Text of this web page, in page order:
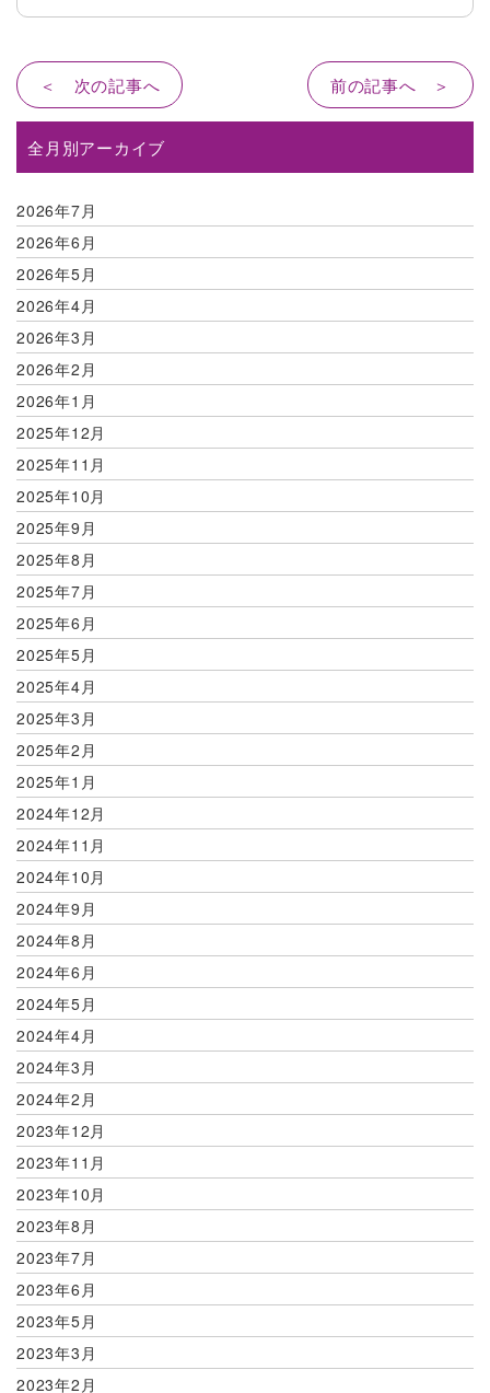
＜ 次の記事へ 前の記事へ ＞
全月別アーカイブ
2026年7月
2026年6月
2026年5月
2026年4月
2026年3月
2026年2月
2026年1月
2025年12月
2025年11月
2025年10月
2025年9月
2025年8月
2025年7月
2025年6月
2025年5月
2025年4月
2025年3月
2025年2月
2025年1月
2024年12月
2024年11月
2024年10月
2024年9月
2024年8月
2024年6月
2024年5月
2024年4月
2024年3月
2024年2月
2023年12月
2023年11月
2023年10月
2023年8月
2023年7月
2023年6月
2023年5月
2023年3月
2023年2月